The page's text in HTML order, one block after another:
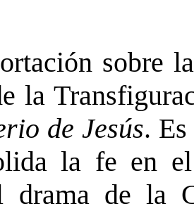
sobre
la
de Jesús.
la fe en
drama de la